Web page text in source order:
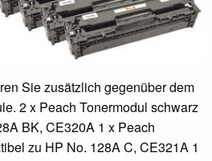
Sie zusätzlich gegenüber dem
2 x Peach Tonermodul schwarz
BK, CE320A 1 x Peach
zu HP No. 128A C, CE321A 1